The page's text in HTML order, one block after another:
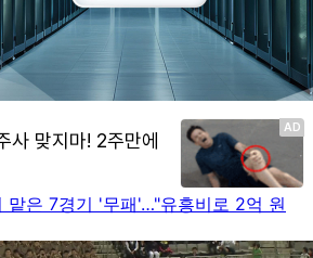
맡은 7경기 '무패'…"유흥비로 2억 원